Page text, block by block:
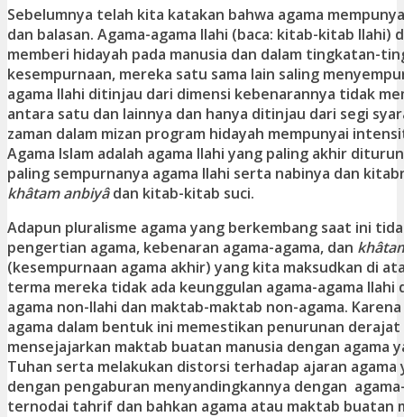
Sebelumnya telah kita katakan bahwa agama
dan balasan. Agama-agama Ilahi (baca: kitab-kitab
memberi hidayah pada manusia dan dalam tingkatan-
kesempurnaan, mereka satu sama lain saling
agama Ilahi ditinjau dari dimensi kebenarannya tidak
antara satu dan lainnya dan hanya ditinjau dari segi
zaman dalam mizan program hidayah mempunyai
Agama Islam adalah agama Ilahi yang paling akhir
paling sempurnanya agama Ilahi serta nabinya dan
khâtam anbiyâdan kitab-kitab suci.
Adapun pluralisme agama yang berkembang saat ini
pengertian agama, kebenaran agama-agama, dan
(kesempurnaan agama akhir) yang kita maksudkan di
terma mereka tidak ada keunggulan agama-agama Ilahi
agama non-Ilahi dan maktab-maktab non-agama.
agama dalam bentuk ini memestikan penurunan derajat
mensejajarkan maktab buatan manusia dengan agama
Tuhan serta melakukan distorsi terhadap ajaran agama
dengan pengaburan menyandingkannya dengan
ternodai tahrif dan bahkan agama atau maktab buatan